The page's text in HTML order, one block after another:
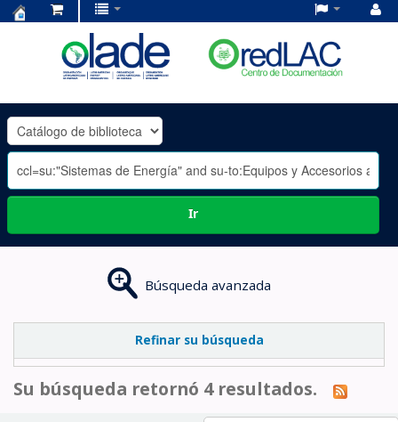
OLADE
-
Ir
Búsqueda avanzada
Refinar su búsqueda
Su búsqueda retornó 4 resultados.